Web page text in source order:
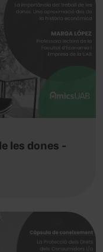
les dones -